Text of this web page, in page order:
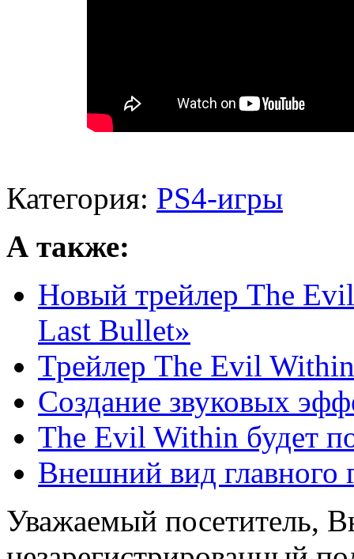
Категория: PS4-игры
А также:
Новый трейлер The
Last Bullet»
Трейлер The Evil
Создание звуковых
The Evil Within будет
Внешний вид главного
Уважаемый посетитель,